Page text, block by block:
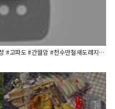
서산에 가볼만한곳 베스트 10 #해미읍성 #고파도 #간월암 #천수만철새도래지 #서산한우목장 #천리포수목원